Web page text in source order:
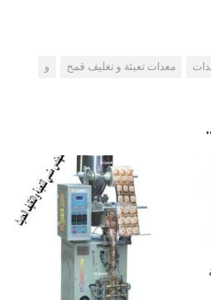
معدات تعبئة و تغليف قمح و